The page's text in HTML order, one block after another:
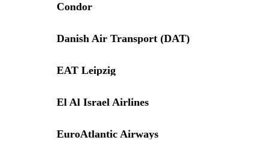
Condor
Danish Air Transport (DAT)
EAT Leipzig
El Al Israel Airlines
EuroAtlantic Airways